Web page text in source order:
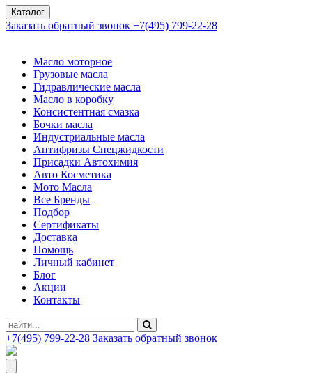
Каталог
Заказать обратный звонок +7(495) 799-22-28
Масло моторное
Грузовые масла
Гидравлические масла
Масло в коробку
Консистентная смазка
Бочки масла
Индустриальные масла
Антифризы Спецжидкости
Присадки Автохимия
Авто Косметика
Мото Масла
Все Бренды
Подбор
Сертификаты
Доставка
Помощь
Личный кабинет
Блог
Акции
Контакты
+7(495) 799-22-28 Заказать обратный звонок